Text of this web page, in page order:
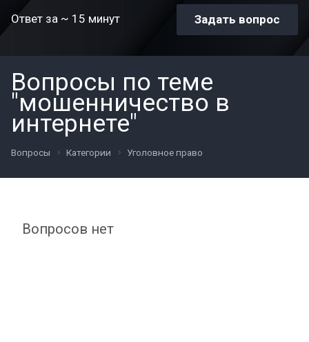
Ответ за ~ 15 минут
Вопросы по теме
"мошенничество в
интернете"
Вопросы Категории Уголовное право
Вопросов нет